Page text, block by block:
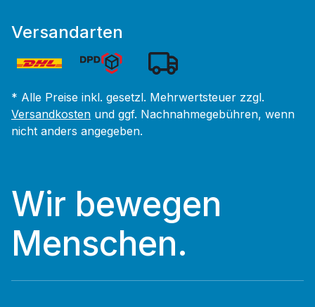
Versandarten
* Alle Preise inkl. gesetzl. Mehrwertsteuer zzgl.
Versandkosten und ggf. Nachnahmegebühren, wenn
nicht anders angegeben.
Wir bewegen
Menschen.